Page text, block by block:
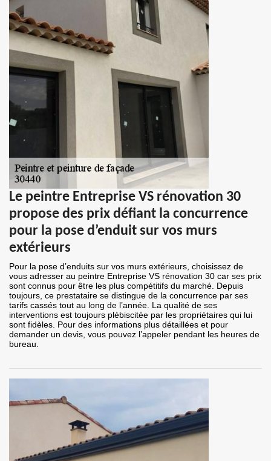
Le peintre Entreprise VS rénovation 30
propose des prix défiant la concurrence
pour la pose d’enduit sur vos murs
extérieurs
Pour la pose d’enduits sur vos murs extérieurs, choisissez de
vous adresser au peintre Entreprise VS rénovation 30 car ses prix
sont connus pour être les plus compétitifs du marché. Depuis
toujours, ce prestataire se distingue de la concurrence par ses
tarifs cassés tout au long de l’année. La qualité de ses
interventions est toujours plébiscitée par les propriétaires qui lui
sont fidèles. Pour des informations plus détaillées et pour
demander un devis, vous pouvez l’appeler pendant les heures de
bureau.